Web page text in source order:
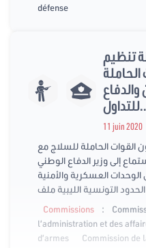
défense
تنظيم
الحاملة
والدفاع
11 juin 2020
القوات الحاملة للسلاج مع
إلى وزير الدفاع الوطني
الوحدات العسكرية والأمنية
التونسية الليبية ملف
Commissions
:
l’administration et des
d’armes
Commission de